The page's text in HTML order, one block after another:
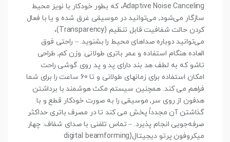
Adaptive Noise Canceling، که بطور خودکار با نویز محیط
سازگار می‌شود, می‌توانید در موسیقی غرق شده و یا با فعال
کردن حالت شفافیت قابل تنظیم (Transparency)،
می‌توانید دوباره صداهای محیط را بشنوید. – راحتی فوق
العاده هنگام استفاده و عمر باتری طولانی: وزن کم, طراحی
تاشو که به لطف هد بند دارای پد و پد روی گوشی راحت
امکان استفاده برای زمانهای طولانی و تا 60 ساعت را برای شما
فراهم می کند. همچنین سیستم مکث هوشمند با برداشتن
هدفون از روی سر, موسیقی را به‌ صورت خودکار قطع و با
گذاشتن آن مجدداً پخش می کند تا در مصرف باتری حداکثر
صرفه‌جویی انجام پذیرد. – تماس‌ تلفنی با صدای شفاف: چهار
میکروفون پرتو دیجیتال(digital beamforming